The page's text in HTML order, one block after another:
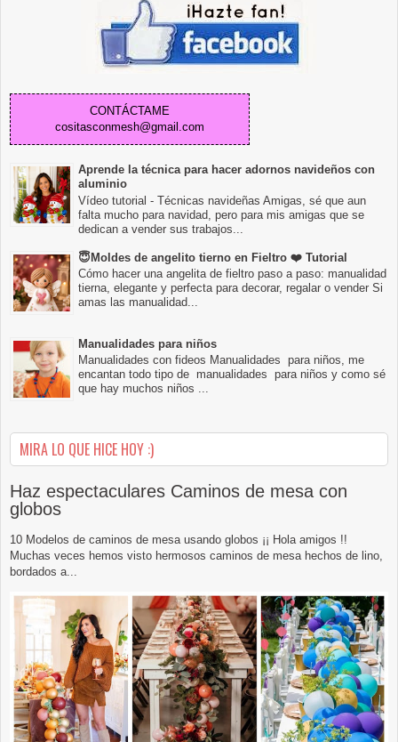
CONTÁCTAME
cositasconmesh@gmail.com
Aprende la técnica para hacer adornos navideños con
aluminio
Vídeo tutorial - Técnicas navideñas Amigas, sé que aun
falta mucho para navidad, pero para mis amigas que se
dedican a vender sus trabajos...
😇Moldes de angelito tierno en Fieltro ❤️ Tutorial
Cómo hacer una angelita de fieltro paso a paso: manualidad
tierna, elegante y perfecta para decorar, regalar o vender Si
amas las manualidad...
Manualidades para niños
Manualidades con fideos Manualidades para niños, me
encantan todo tipo de manualidades para niños y como sé
que hay muchos niños ...
MIRA LO QUE HICE HOY :)
Haz espectaculares Caminos de mesa con
globos
10 Modelos de caminos de mesa usando globos ¡¡ Hola amigos !!
Muchas veces hemos visto hermosos caminos de mesa hechos de lino,
bordados a...